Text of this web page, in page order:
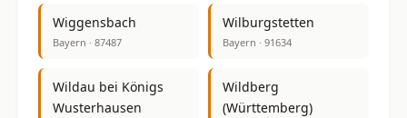
Wiggensbach
Bayern · 87487
Wilburgstetten
Bayern · 91634
Wildau bei Königs
Wusterhausen
Wildberg
(Württemberg)